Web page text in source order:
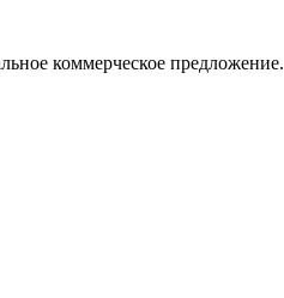
коммерческое предложение.